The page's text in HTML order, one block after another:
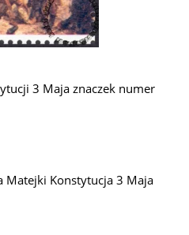
3 Maja znaczek numer
Matejki Konstytucja 3 Maja